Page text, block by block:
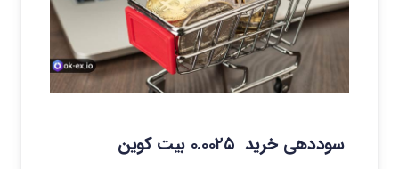
سوددهی خرید ۰.۰۰۲۵ بیت کوین